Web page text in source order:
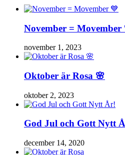
November = Movember
november 1, 2023
Oktober är Rosa 🌸
oktober 2, 2023
God Jul och Gott Nytt
december 14, 2020